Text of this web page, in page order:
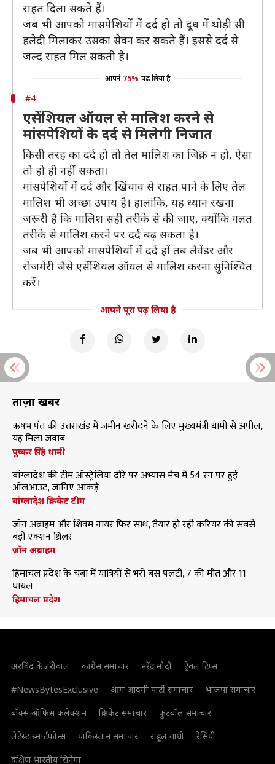
राहत दिला सकते हैं।
जब भी आपको मांसपेशियों में दर्द हो तो दूध में थोड़ी सी
हलेदी मिलाकर उसका सेवन कर सकते हैं। इससे दर्द से
जल्द राहत मिल सकती है।
आपने 75% पढ़ लिया है
#4
एसेंशियल ऑयल से मालिश करने से
मांसपेशियों के दर्द से मिलेगी निजात
किसी तरह का दर्द हो तो तेल मालिश का जिक्र न हो, ऐसा
तो हो ही नहीं सकता।
मांसपेशियों में दर्द और खिंचाव से राहत पाने के लिए तेल
मालिश भी अच्छा उपाय है। हालांकि, यह ध्यान रखना
जरूरी है कि मालिश सही तरीके से की जाए, क्योंकि गलत
तरीके से मालिश करने पर दर्द बढ़ सकता है।
जब भी आपको मांसपेशियों में दर्द हों तब लैवेंडर और
रोजमेरी जैसे एसेंशियल ऑयल से मालिश करना सुनिश्चित
करें।
आपने पूरा पढ़ लिया है
ताज़ा खबरें
ऋषभ पंत की उत्तराखंड में जमीन खरीदने के लिए मुख्यमंत्री धामी से अपील,
यह मिला जवाब
पुष्कर सिंह धामी
बांग्लादेश की टीम ऑस्ट्रेलिया दौरे पर अभ्यास मैच में 54 रन पर हुई
ऑलआउट, जानिए आंकड़े
बांग्लादेश क्रिकेट टीम
जॉन अब्राहम और शिवम नायर फिर साथ, तैयार हो रही करियर की सबसे
बड़ी एक्शन थ्रिलर
जॉन अब्राहम
हिमाचल प्रदेश के चंबा में यात्रियों से भरी बस पलटी, 7 की मौत और 11
घायल
हिमाचल प्रदेश
अरविंद केजरीवाल कांग्रेस समाचार नरेंद्र मोदी
ट्रैवल टिप्स
#NewsBytesExclusive
आम आदमी पार्टी समाचार
भाजपा समाचार
बॉक्स ऑफिस कलेक्शन
क्रिकेट समाचार
फुटबॉल समाचार
लेटेस्ट स्मार्टफोन्स
पाकिस्तान समाचार राहुल गांधी
रेसिपी
दक्षिण भारतीय सिनेमा